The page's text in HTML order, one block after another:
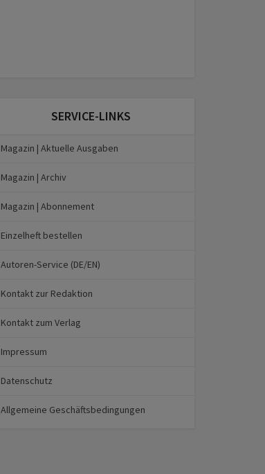
SERVICE-LINKS
Magazin | Aktuelle Ausgaben
Magazin | Archiv
Magazin | Abonnement
Einzelheft bestellen
Autoren-Service (DE/EN)
Kontakt zur Redaktion
Kontakt zum Verlag
Impressum
Datenschutz
Allgemeine Geschäftsbedingungen